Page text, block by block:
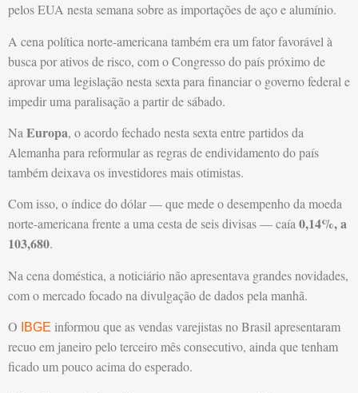
pelos EUA nesta semana sobre as importações de aço e alumínio.
A cena política norte-americana também era um fator favorável à
busca por ativos de risco, com o Congresso do país próximo de
aprovar uma legislação nesta sexta para financiar o governo federal e
impedir uma paralisação a partir de sábado.
Na Europa, o acordo fechado nesta sexta entre partidos da
Alemanha para reformular as regras de endividamento do país
também deixava os investidores mais otimistas.
Com isso, o índice do dólar — que mede o desempenho da moeda
norte-americana frente a uma cesta de seis divisas — caía0,14%, a
103,680.
Na cena doméstica, a noticiário não apresentava grandes novidades,
com o mercado focado na divulgação de dados pela manhã.
O
IBGE informou que as vendas varejistas no Brasil apresentaram
recuo em janeiro pelo terceiro mês consecutivo, ainda que tenham
ficado um pouco acima do esperado.